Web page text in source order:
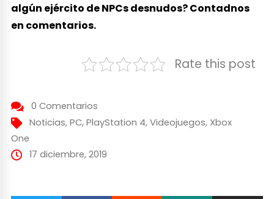
algún ejército de NPCs desnudos? Contadnos
en comentarios.
Rate this post
0 Comentarios
Noticias, PC, PlayStation 4, Videojuegos, Xbox
One
17 diciembre, 2019